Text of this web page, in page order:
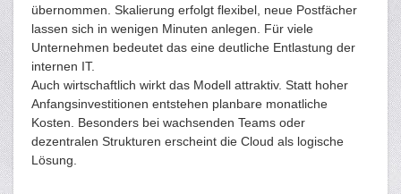
übernommen. Skalierung erfolgt flexibel, neue Postfächer
lassen sich in wenigen Minuten anlegen. Für viele
Unternehmen bedeutet das eine deutliche Entlastung der
internen IT.
Auch wirtschaftlich wirkt das Modell attraktiv. Statt hoher
Anfangsinvestitionen entstehen planbare monatliche
Kosten. Besonders bei wachsenden Teams oder
dezentralen Strukturen erscheint die Cloud als logische
Lösung.